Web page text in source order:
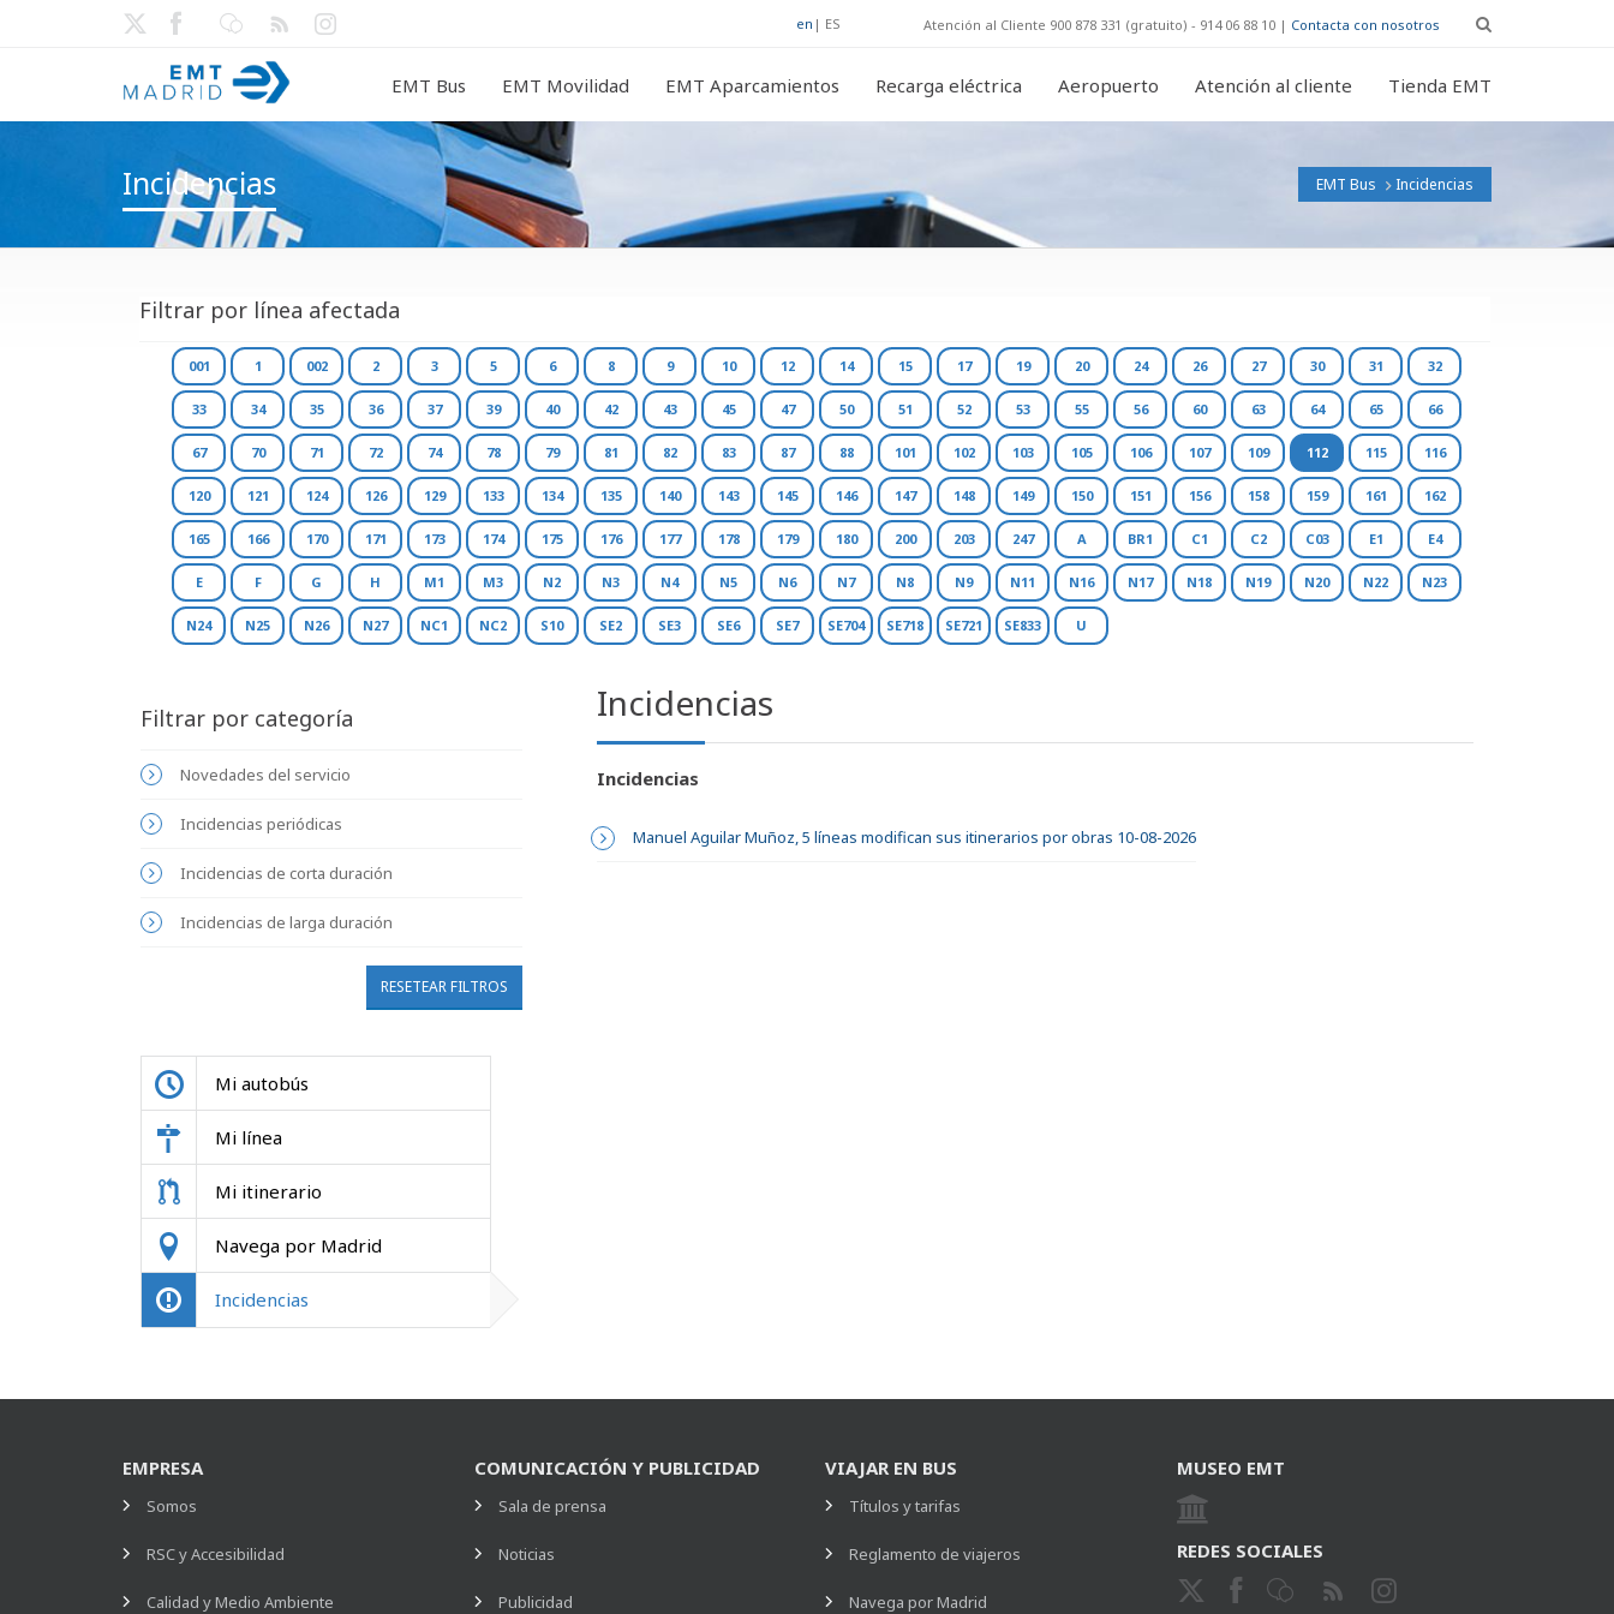
en | ES Atención al Cliente 900 878 331 (gratuito) - 914 06 88 10 | Contacta con nosotros
EMT Bus EMT Movilidad EMT Aparcamientos Recarga eléctrica Aeropuerto Atención al cliente Tienda EMT
Incidencias EMT Bus Incidencias
Filtrar por línea afectada
001 1 002 2 3 5 6 8 9 10 12 14 15 17 19 20 24 26 27 30 31 32
33 34 35 36 37 39 40 42 43 45 47 50 51 52 53 55 56 60 63 64 65 66
67 70 71 72 74 78 79 81 82 83 87 88 101 102 103 105 106 107 109 112 115 116
120 121 124 126 129 133 134 135 140 143 145 146 147 148 149 150 151 156 158 159 161 162
165 166 170 171 173 174 175 176 177 178 179 180 200 203 247 A BR1 C1 C2 C03 E1 E4
E F G H M1 M3 N2 N3 N4 N5 N6 N7 N8 N9 N11 N16 N17 N18 N19 N20 N22 N23
N24 N25 N26 N27 NC1 NC2 S10 SE2 SE3 SE6 SE7 SE704 SE718 SE721 SE833 U
Filtrar por categoría
Novedades del servicio
Incidencias periódicas
Incidencias de corta duración
Incidencias de larga duración
RESETEAR FILTROS
Mi autobús
Mi línea
Mi itinerario
Navega por Madrid
Incidencias
Incidencias
Incidencias
Manuel Aguilar Muñoz, 5 líneas modifican sus itinerarios por obras 10-08-2026
EMPRESA
Somos
RSC y Accesibilidad
Calidad y Medio Ambiente
COMUNICACIÓN Y PUBLICIDAD
Sala de prensa
Noticias
Publicidad
VIAJAR EN BUS
Títulos y tarifas
Reglamento de viajeros
Navega por Madrid
MUSEO EMT
REDES SOCIALES